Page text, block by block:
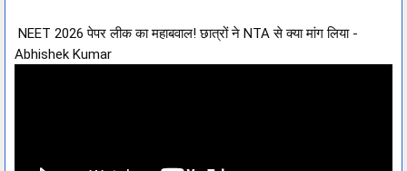
NEET 2026 पेपर लीक का महाबवाल! छात्रों ने NTA से क्या मांग लिया -
Abhishek Kumar